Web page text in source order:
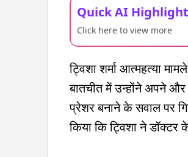
Quick AI
Click here to view more
ट्विशा शर्मा आत्महत्या
बातचीत में उन्होंने अपने और
प्रेशर बनाने के सवाल पर
किया कि ट्विशा ने